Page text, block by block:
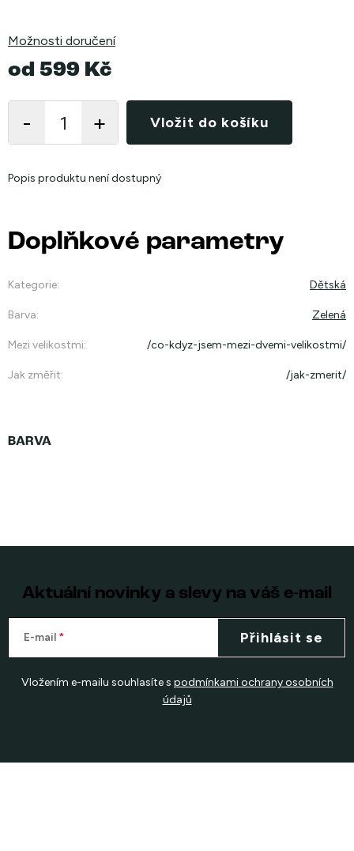
Možnosti doručení
od 599 Kč
cena:
Vložit do košíku
Popis produktu není dostupný
Doplňkové parametry
Kategorie: Dětská
Barva: Zelená
Mezi velikostmi: /co-kdyz-jsem-mezi-dvemi-velikostmi/
Jak změřit: /jak-zmerit/
Aktuální novinky a slevy na váš e-mail
E-mail
Vložením e-mailu souhlasíte s podmínkami ochrany osobních
údajů
Přihlásit se